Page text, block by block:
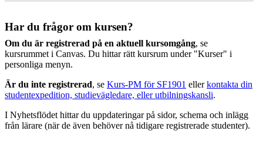
Har du frågor om kursen?
Om du är registrerad på en aktuell kursomgång, se
kursrummet i Canvas. Du hittar rätt kursrum under "Kurser" i
personliga menyn.
Är du inte registrerad, se Kurs-PM för SF1901 ellerkontakta din
studentexpedition, studievägledare, eller utbilningskansli.
I Nyhetsflödet hittar du uppdateringar på sidor, schema och inlägg
från lärare (när de även behöver nå tidigare registrerade studenter).